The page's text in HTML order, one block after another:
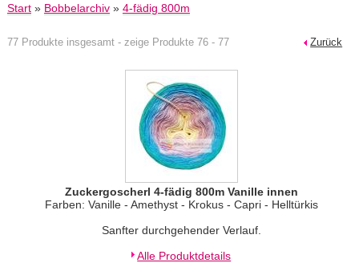
Start» Bobbelarchiv» 4-fädig 800m
77 Produkte insgesamt - zeige Produkte 76 - 77 Zurück
Zuckergoscherl 4-fädig 800m Vanille innen
Farben: Vanille - Amethyst - Krokus - Capri - Helltürkis
Sanfter durchgehender Verlauf.
Alle Produktdetails